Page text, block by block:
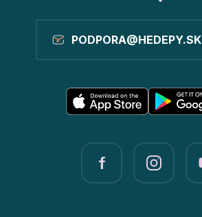
PODPORA@HEDEPY.SK